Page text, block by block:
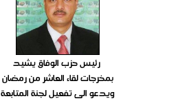
رئيس حزب الوفاق يشيد
بمخرجات لقاء العاشر من رمضان
ويدعو الى تفعيل لجنة المتابعة